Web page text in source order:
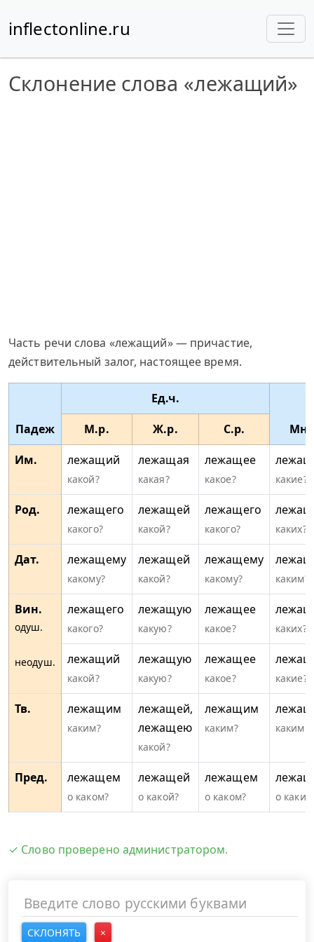
inflectonline.ru
Склонение слова «лежащий»
Часть речи слова «лежащий» — причастие,
действительный залог, настоящее время.
Падеж
Ед.ч.
М.р. Ж.р.
С.р.
Им.
лежащий
какой?
лежащая
какая?
лежащее
какое? какие?
Род. лежащего
какого?
лежащей
какой?
лежащего
какого? каких?
Дат. лежащему
какому?
лежащей
какой?
лежащему
какому? каким?
Вин.
одуш.
неодуш.
лежащего
какого?
лежащую
какую?
лежащее
какое? каких?
лежащий
какой?
лежащую
какую?
лежащее
какое? какие?
Тв. лежащим
каким?
лежащей,
лежащею
какой?
лежащим
каким?
Пред. лежащем
о каком?
лежащей
о какой?
лежащем
о каком? о
✓ Слово проверено администратором.
СКЛОНЯТЬ ×